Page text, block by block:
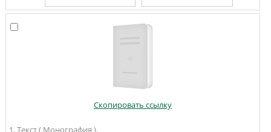
Скопировать ссылку
1. Текст ( Монография ).